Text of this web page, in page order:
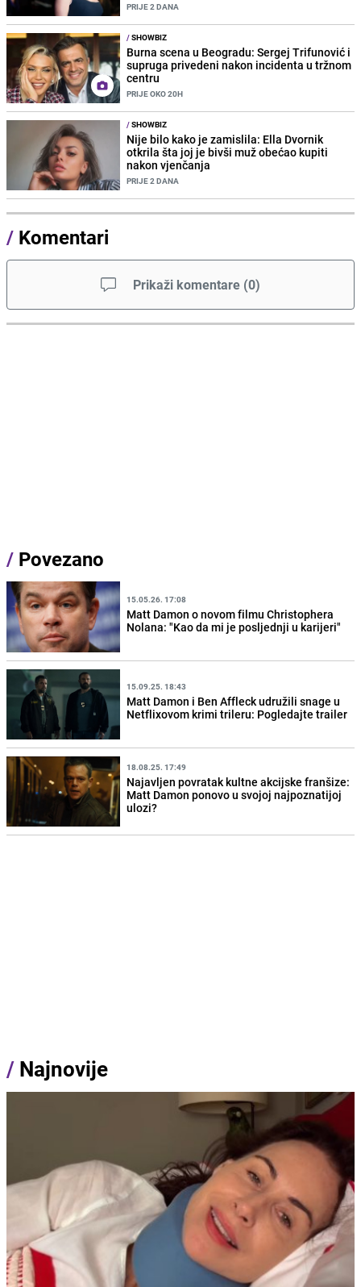
PRIJE 2 DANA
/SHOWBIZ
Burna scena u Beogradu: Sergej Trifunović i
supruga privedeni nakon incidenta u tržnom
centru
PRIJE OKO 20H
/SHOWBIZ
Nije bilo kako je zamislila: Ella Dvornik
otkrila šta joj je bivši muž obećao kupiti
nakon vjenčanja
PRIJE 2 DANA
/ Komentari
Prikaži komentare (0)
/ Povezano
15.05.26. 17:08
Matt Damon o novom filmu Christophera
Nolana: "Kao da mi je posljednji u karijeri"
15.09.25. 18:43
Matt Damon i Ben Affleck udružili snage u
Netflixovom krimi trileru: Pogledajte trailer
18.08.25. 17:49
Najavljen povratak kultne akcijske franšize:
Matt Damon ponovo u svojoj najpoznatijoj
ulozi?
/ Najnovije